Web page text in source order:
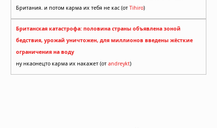
Британия. и потом карма их тебя не кас (от Tihiro)
Британская катастрофа: половина страны объявлена зоной
бедствия, урожай уничтожен, для миллионов введены жёсткие
ограничения на воду
ну нкаонецто карма их накажет (от andreykt)